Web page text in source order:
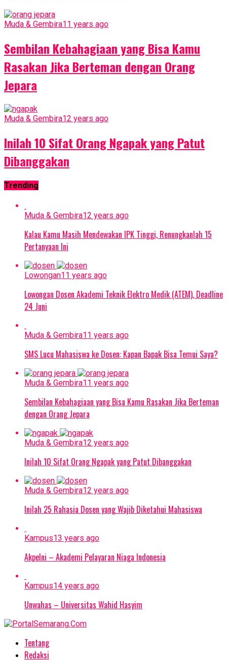
Muda & Gembira11 years ago
Sembilan Kebahagiaan yang Bisa Kamu
Rasakan Jika Berteman dengan Orang
Jepara
Muda & Gembira12 years ago
Inilah 10 Sifat Orang Ngapak yang Patut
Dibanggakan
Trending
Muda & Gembira12 years ago
Kalau Kamu Masih Mendewakan IPK Tinggi, Renungkanlah 15
Pertanyaan Ini
Lowongan11 years ago
Lowongan Dosen Akademi Teknik Elektro Medik (ATEM), Deadline
24 Juni
Muda & Gembira11 years ago
SMS Lucu Mahasiswa ke Dosen: Kapan Bapak Bisa Temui Saya?
Muda & Gembira11 years ago
Sembilan Kebahagiaan yang Bisa Kamu Rasakan Jika Berteman
dengan Orang Jepara
Muda & Gembira12 years ago
Inilah 10 Sifat Orang Ngapak yang Patut Dibanggakan
Muda & Gembira12 years ago
Inilah 25 Rahasia Dosen yang Wajib Diketahui Mahasiswa
Kampus13 years ago
Akpelni – Akademi Pelayaran Niaga Indonesia
Kampus14 years ago
Unwahas – Universitas Wahid Hasyim
Tentang
Redaksi